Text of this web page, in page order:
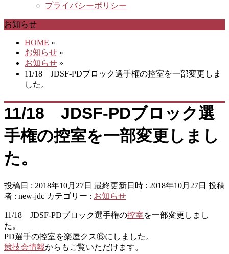
プライバシーポリシー
お知らせ
HOME »
お知らせ »
お知らせ »
11/18 JDSF-PDブロック選手権の控室を一部変更しま
した。
11/18 JDSF-PDブロック選
手権の控室を一部変更しまし
た。
投稿日 : 2018年10月27日 最終更新日時 : 2018年10月27日 投稿
者 : new-jdc カテゴリー : お知らせ
11/18 JDSF-PDブロック選手権の控室を一部変更しまし
た。
PD選手の控室を楽屋クス⑥にしました。
競技会情報からもご覧いただけます。